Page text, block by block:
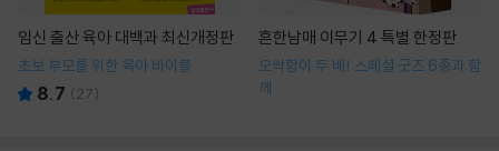
임신 출산 육아 대백과 최신개정판
초보 부모를 위한 육아 바이블
8.7 ( 27)
흔한남매 이무기 4 특별 한정판
오싹함이 두 배! 스페셜 굿즈 6종과 함
께